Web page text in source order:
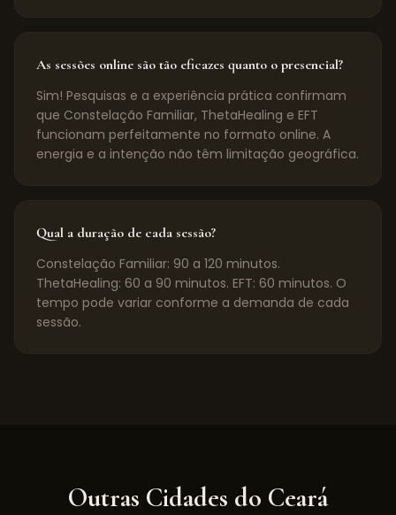
As sessões online são tão eficazes quanto o presencial?
Sim! Pesquisas e a experiência prática confirmam
que Constelação Familiar, ThetaHealing e EFT
funcionam perfeitamente no formato online. A
energia e a intenção não têm limitação geográfica.
Qual a duração de cada sessão?
Constelação Familiar: 90 a 120 minutos.
ThetaHealing: 60 a 90 minutos. EFT: 60 minutos. O
tempo pode variar conforme a demanda de cada
sessão.
Outras Cidades do Ceará